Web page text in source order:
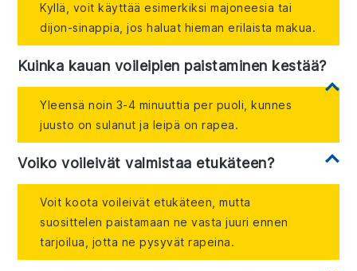
Kyllä, voit käyttää esimerkiksi majoneesia tai
dijon-sinappia, jos haluat hieman erilaista makua.
Kuinka kauan voileipien paistaminen kestää?
Yleensä noin 3-4 minuuttia per puoli, kunnes
juusto on sulanut ja leipä on rapea.
Voiko voileivät valmistaa etukäteen?
Voit koota voileivät etukäteen, mutta
suosittelen paistamaan ne vasta juuri ennen
tarjoilua, jotta ne pysyvät rapeina.